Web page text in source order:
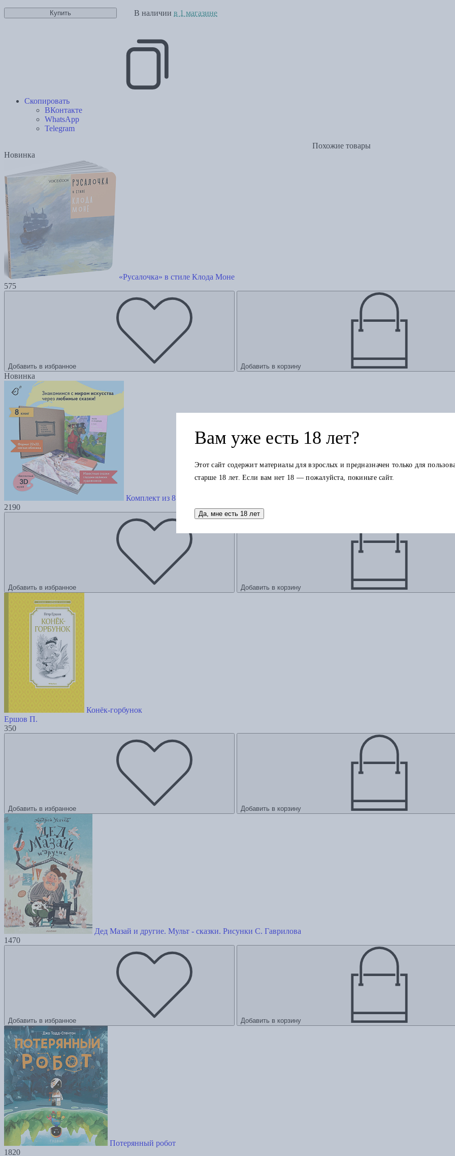
Купить В наличии в 1 магазине
Скопировать
ВКонтакте
WhatsApp
Telegram
Похожие товары
Новинка
«Русалочка» в стиле Клода Моне
575
Добавить в избранное Добавить в корзину
Новинка
Комплект из 8 книг «Сказки в стиле великих художников», мягкая обложка
2190
Добавить в избранное Добавить в корзину
Конёк-горбунок
Ершов П.
350
Добавить в избранное Добавить в корзину
Дед Мазай и другие. Мульт - сказки. Рисунки С. Гаврилова
1470
Добавить в избранное Добавить в корзину
Потерянный робот
1820
Вам уже есть 18 лет?
Этот сайт содержит материалы для взрослых и предназначен только для
старше 18 лет. Если вам нет 18 — пожалуйста, покиньте сайт.
Да, мне есть 18 лет